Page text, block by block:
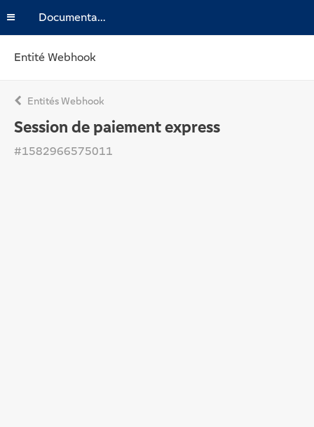
Documentation
Entité Webhook
Entités Webhook
Session de paiement express
#1582966575011